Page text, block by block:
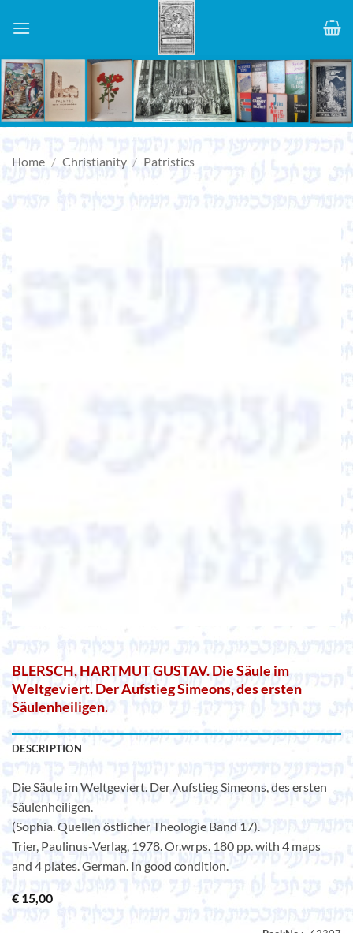
Home / Christianity / Patristics
BLERSCH, HARTMUT GUSTAV. Die Säule im
Weltgeviert. Der Aufstieg Simeons, des ersten
Säulenheiligen.
DESCRIPTION
Die Säule im Weltgeviert. Der Aufstieg Simeons, des ersten
Säulenheiligen.
(Sophia. Quellen östlicher Theologie Band 17).
Trier, Paulinus-Verlag, 1978. Or.wrps. 180 pp. with 4 maps
and 4 plates. German. In good condition.
€ 15,00